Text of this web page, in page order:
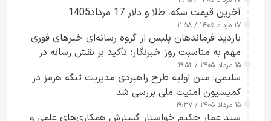
آخرین قیمت سکه، طلا و دلار 17 مرداد1405
۱۷ مرداد ۱۴۰۵ / ۱۱:۵۸
بازدید فرماندهان پلیس از گروه رسانه‌ای خبرهای فوری
مهم به مناسبت روز خبرنگار؛ تأکید بر نقش رسانه در
تقویت امنیت و اعتماد عمومی
۱۵ مرداد ۱۴۰۵ / ۱۹:۵۲
سلیمی: متن اولیه طرح راهبردی مدیریت تنگه هرمز در
کمیسیون امنیت ملی بررسی شد
۱۵ مرداد ۱۴۰۵ / ۱۹:۳۷
سید عمار حکیم خواستار گسترش همکاری‌های علمی و